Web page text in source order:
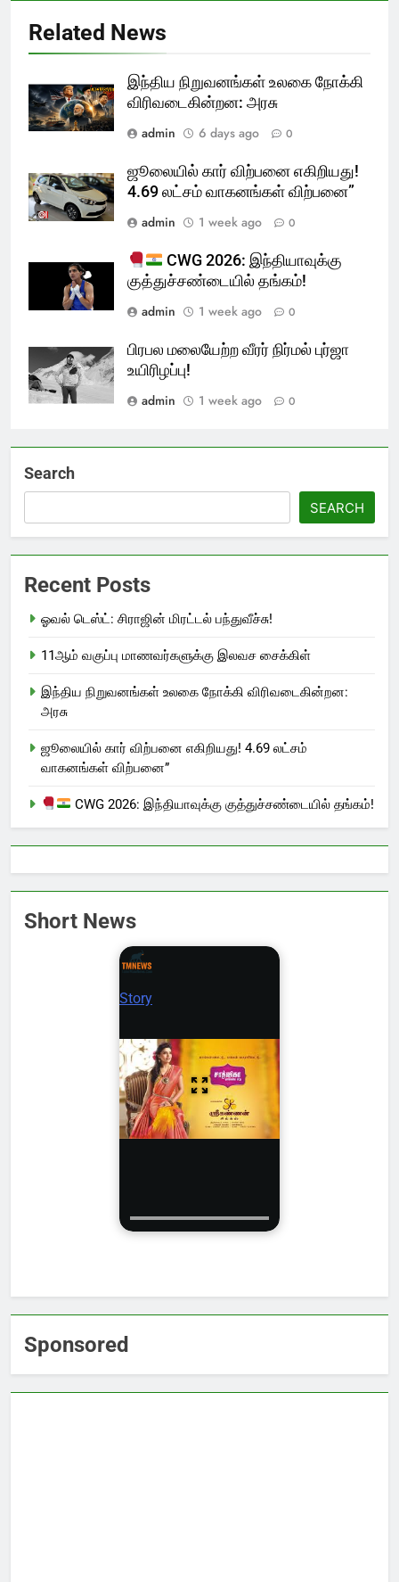
Related News
இந்திய நிறுவனங்கள் உலகை நோக்கி
விரிவடைகின்றன: அரசு
admin
6 days ago 0
ஜூலையில் கார் விற்பனை எகிறியது!
4.69 லட்சம் வாகனங்கள் விற்பனை”
admin
1 week ago 0
CWG 2026: இந்தியாவுக்கு
குத்துச்சண்டையில் தங்கம்!
admin
1 week ago 0
பிரபல மலையேற்ற வீரர் நிர்மல் புர்ஜா
உயிரிழப்பு!
admin
1 week ago 0
Search
SEARCH
Recent Posts
ஓவல் டெஸ்ட்: சிராஜின் மிரட்டல் பந்துவீச்சு!
11ஆம் வகுப்பு மாணவர்களுக்கு இலவச சைக்கிள்
இந்திய நிறுவனங்கள் உலகை நோக்கி விரிவடைகின்றன:
அரசு
ஜூலையில் கார் விற்பனை எகிறியது! 4.69 லட்சம்
வாகனங்கள் விற்பனை”
CWG 2026: இந்தியாவுக்கு குத்துச்சண்டையில் தங்கம்!
Short News
Story
Sponsored